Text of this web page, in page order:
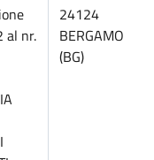
al nr.
24124
BERGAMO
(BG)